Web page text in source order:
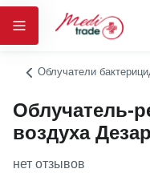
Облучатели
Облучатель-
воздуха
нет отзывов